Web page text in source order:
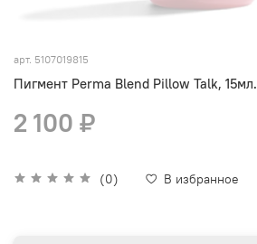
арт. 5107019815
Пигмент Perma Blend Pillow Talk, 15мл.
(0) В избранное
2 100 ₽